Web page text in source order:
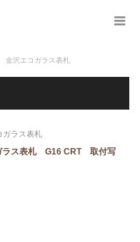
金沢エコガラス表札
ガラス表札
ラス表札 G16 CRT 取付写